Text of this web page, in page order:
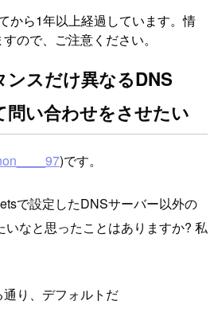
から1年以上経過しています。情
ので、ご注意ください。
ンスだけ異なるDNS
問い合わせをさせたい
)です。
で設定したDNSサーバー以外の
なと思ったことはありますか? 私
り、デフォルトだ